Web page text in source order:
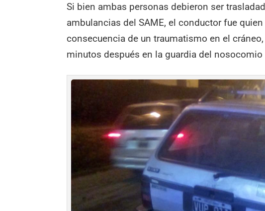
Si bien ambas personas debieron ser
ambulancias del SAME, el conductor fue
consecuencia de un traumatismo en el
minutos después en la guardia del nosocomio